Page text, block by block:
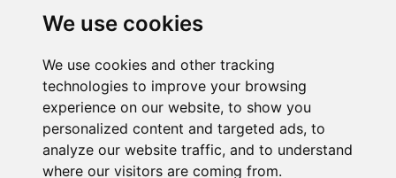
We use cookies
We use cookies and other tracking
technologies to improve your browsing
experience on our website, to show you
personalized content and targeted ads, to
analyze our website traffic, and to understand
where our visitors are coming from.
APIE MANE
+370 699 30031
vidmantas@kitoks.lt